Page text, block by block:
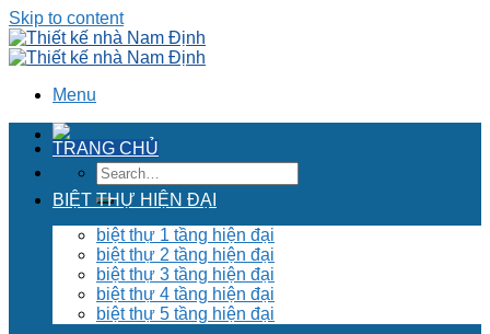
Skip to content
Menu
TRANG CHỦ
BIỆT THỰ HIỆN ĐẠI
biệt thự 1 tầng hiện đại
biệt thự 2 tầng hiện đại
biệt thự 3 tầng hiện đại
biệt thự 4 tầng hiện đại
biệt thự 5 tầng hiện đại